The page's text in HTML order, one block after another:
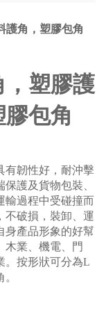
護角，塑膠包角
塑膠護
包角
有韌性好，耐沖擊
護及貨物包裝、
輸過程中受碰撞而
不破損，裝卸、運
身產品形象的好幫
木業、機電、門
。按形狀可分為L